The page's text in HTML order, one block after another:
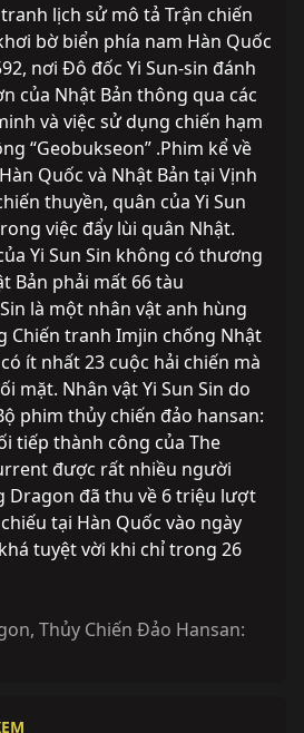
lịch sử mô tả Trận chiến
bờ biển phía nam Hàn Quốc
nơi Đô đốc Yi Sun-sin đánh
của Nhật Bản thông qua các
và việc sử dụng chiến hạm
“Geobukseon” .Phim kể về
Quốc và Nhật Bản tại Vịnh
thuyền, quân của Yi Sun
việc đẩy lùi quân Nhật.
Yi Sun Sin không có thương
Bản phải mất 66 tàu
là một nhân vật anh hùng
Chiến tranh Imjin chống Nhật
ít nhất 23 cuộc hải chiến mà
mặt. Nhân vật Yi Sun Sin do
phim thủy chiến đảo hansan:
tiếp thành công của The
được rất nhiều người
Dragon đã thu về 6 triệu lượt
tại Hàn Quốc vào ngày
tuyệt vời khi chỉ trong 26
, Thủy Chiến Đảo Hansan: